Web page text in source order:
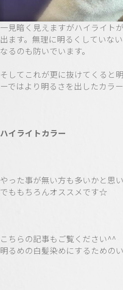
一見暗く見えますがハイライト
出ます。無理に明るくしていな
なるのも防いでいます。
そしてこれが更に抜けてくると
ーではより明るさを出したカラ
ハイライトカラー
やった事が無い方も多いかと思
でももちろんオススメです☆
こちらの記事もご覧ください^^
明るめの白髪染めにするための